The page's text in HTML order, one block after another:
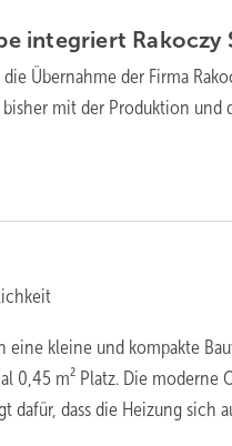
integriert Rakoczy
Übernahme der Firma
mit der Produktion und
kleine und kompakte
0,45 m² Platz. Die moderne
dafür, dass die Heizung sich